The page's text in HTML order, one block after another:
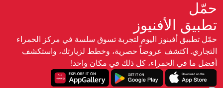
حمّل
تطبيق الأفنيوز
حمّل تطبيق أفينوز اليوم لتجربة تسوق سلسة في مركز الحمراء
التجاري. اكتشف عروضاً حصرية، وخطط لزيارتك، واستكشف
أفضل ما في الحمراء، كل ذلك في مكان واحد!